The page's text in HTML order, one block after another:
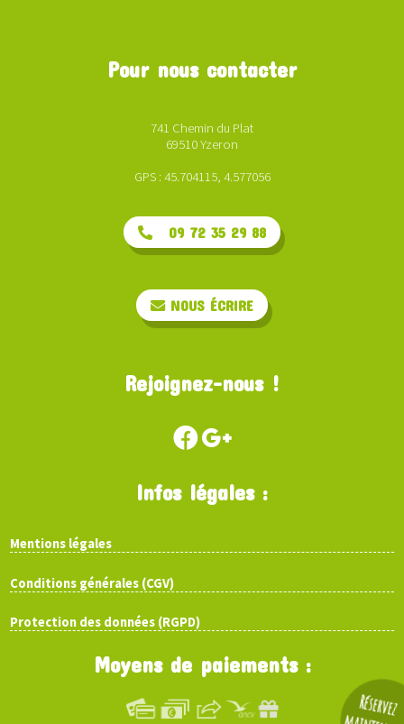
Réservez
Pour nous contacter
741 Chemin du Plat
69510 Yzeron
GPS : 45.704115, 4.577056
09 72 35 29 88
NOUS ÉCRIRE
Rejoignez-nous !
Infos légales :
Mentions légales
Conditions générales (CGV)
Protection des données (RGPD)
Moyens de paiements :